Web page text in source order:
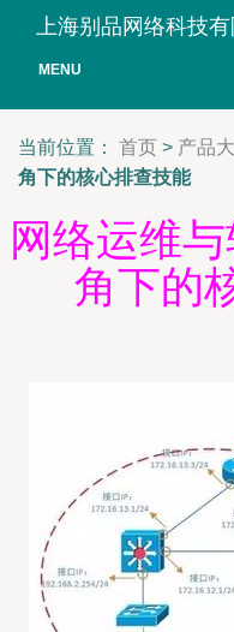
上海别品网络科技有
MENU
当前位置： 首页 > 产品
角下的核心排查技能
网络运维
角下的